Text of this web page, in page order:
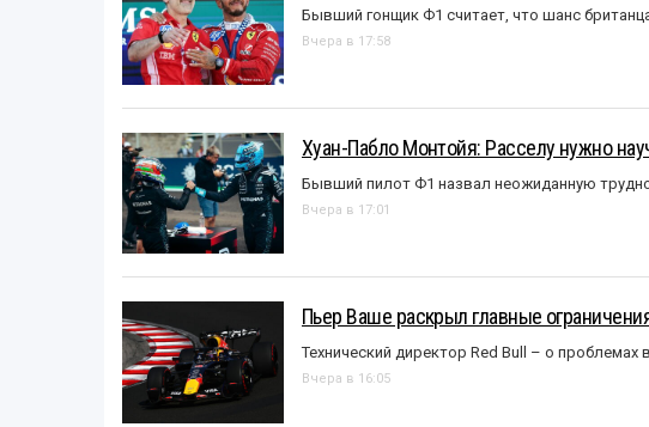
Бывший гонщик Ф1 считает, что шанс
Вчера в 17:58
Хуан-Пабло Монтойя: Расселу нужно
Бывший пилот Ф1 назвал неожиданную
Вчера в 17:01
Пьер Ваше раскрыл главные
Технический директор Red Bull – о проблемах
Вчера в 16:05